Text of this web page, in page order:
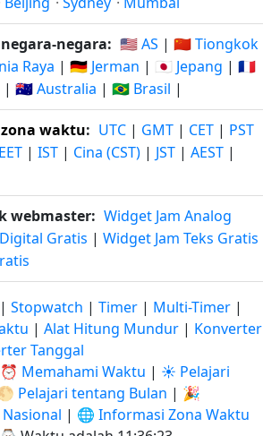
negara: 🇺🇸 AS | 🇨🇳 Tiongkok
Raya | 🇩🇪 Jerman | 🇯🇵 Jepang | 🇫🇷
| 🇦🇺 Australia | 🇧🇷 Brasil |
zona waktu: UTC | GMT | CET | PST
EET | IST | Cina (CST) | JST | AEST |
webmaster: Widget Jam Analog
Gratis | Widget Jam Teks Gratis
| Stopwatch | Timer | Multi-Timer |
| Alat Hitung Mundur | Konverter
Tanggal
⏰ Memahami Waktu | ☀️ Pelajari
Pelajari tentang Bulan | 🎉
| 🌐 Informasi Zona Waktu